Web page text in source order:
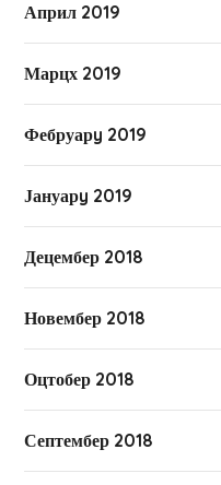
Април 2019
Марцх 2019
Фебруарy 2019
Јануарy 2019
Децембер 2018
Новембер 2018
Оцтобер 2018
Септембер 2018